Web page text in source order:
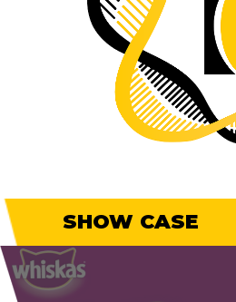
SHOW CASE